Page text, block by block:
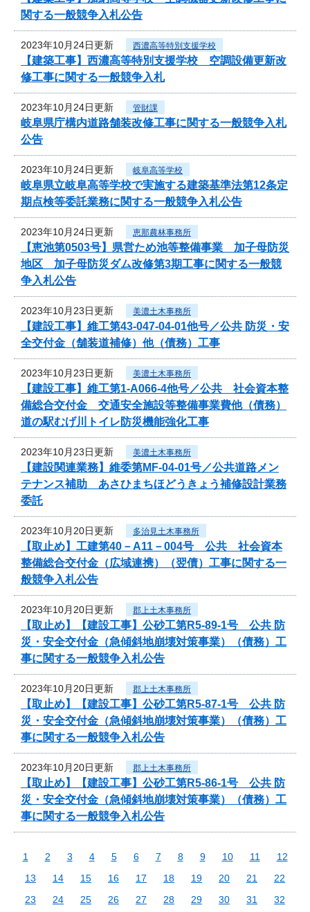
関する一般競争入札公告
2023年10月24日更新 西濃高等特別支援学校
【建築工事】西濃高等特別支援学校 空調設備更新改
修工事に関する一般競争入札
2023年10月24日更新 管財課
岐阜県庁構内道路舗装改修工事に関する一般競争入札
公告
2023年10月24日更新 岐阜高等学校
岐阜県立岐阜高等学校で実施する建築基準法第12条定
期点検等委託業務に関する一般競争入札公告
2023年10月24日更新 恵那農林事務所
【恵池第0503号】県営ため池等整備事業 加子母防災
地区 加子母防災ダム改修第3期工事に関する一般競
争入札公告
2023年10月23日更新 美濃土木事務所
【建設工事】維工第43-047-04-01他号／公共 防災・安
全交付金（舗装道補修）他（債務）工事
2023年10月23日更新 美濃土木事務所
【建設工事】維工第1-A066-4他号／公共 社会資本整
備総合交付金 交通安全施設等整備事業費他（債務）
道の駅むげ川トイレ防災機能強化工事
2023年10月23日更新 美濃土木事務所
【建設関連業務】維委第MF-04-01号／公共道路メン
テナンス補助 あさひまちほどうきょう補修設計業務
委託
2023年10月20日更新 多治見土木事務所
【取止め】工建第40－A11－004号 公共 社会資本
整備総合交付金（広域連携）（翌債）工事に関する一
般競争入札公告
2023年10月20日更新 郡上土木事務所
【取止め】【建設工事】公砂工第R5-89-1号 公共 防
災・安全交付金（急傾斜地崩壊対策事業）（債務）工
事に関する一般競争入札公告
2023年10月20日更新 郡上土木事務所
【取止め】【建設工事】公砂工第R5-87-1号 公共 防
災・安全交付金（急傾斜地崩壊対策事業）（債務）工
事に関する一般競争入札公告
2023年10月20日更新 郡上土木事務所
【取止め】【建設工事】公砂工第R5-86-1号 公共 防
災・安全交付金（急傾斜地崩壊対策事業）（債務）工
事に関する一般競争入札公告
1 2 3 4 5 6 7 8 9 10 11
12
13
14 15 16 17 18 19 20 21
22
23
24 25 26 27 28 29 30 31
32